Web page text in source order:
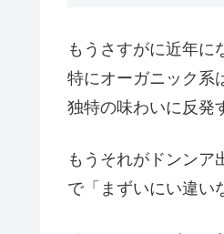
もうさすがに近年に
特にオーガニック系
独特の味わいに反発
もうそれがドンンア
で「まずいにい違い